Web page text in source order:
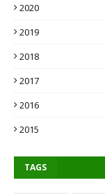
2020
2019
2018
2017
2016
2015
TAGS